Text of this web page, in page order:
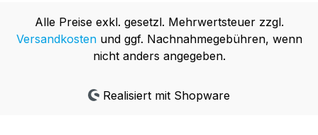
Alle Preise exkl. gesetzl. Mehrwertsteuer zzgl.
Versandkostenund ggf. Nachnahmegebühren, wenn
nicht anders angegeben.
Realisiert mit Shopware